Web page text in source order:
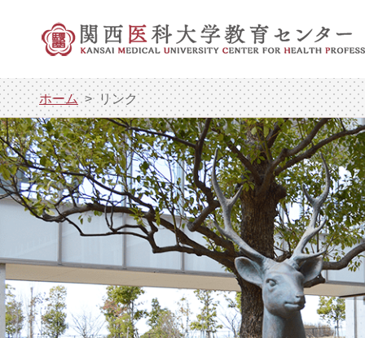
ホーム リンク